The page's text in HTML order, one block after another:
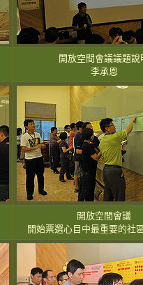
開放空間會議議題說
李承恩
開放空間會議
開始票選心目中最重要的社